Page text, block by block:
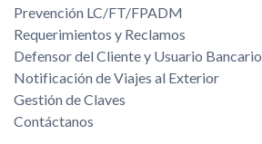
Prevención LC/FT/FPADM
Requerimientos y Reclamos
Defensor del Cliente y Usuario Bancario
Notificación de Viajes al Exterior
Gestión de Claves
Contáctanos